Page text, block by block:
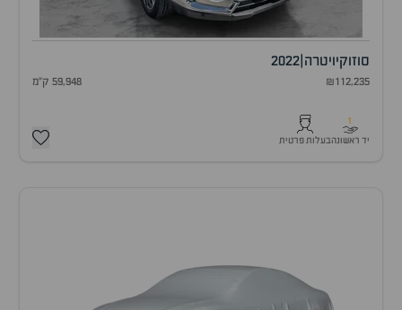
סוזוקיויטרה 2022
₪112,235 59,948 ק"מ
1
יד ראשונהבעלות פרטית